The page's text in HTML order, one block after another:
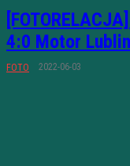
4:0 Motor
FOTO 2022-06-03